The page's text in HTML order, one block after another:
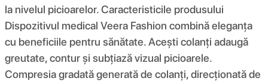
la nivelul picioarelor. Caracteristicile produsului
Dispozitivul medical Veera Fashion combină eleganța
cu beneficiile pentru sănătate. Acești colanți adaugă
greutate, contur și subțiază vizual picioarele.
Compresia gradată generată de colanți, direcționată de